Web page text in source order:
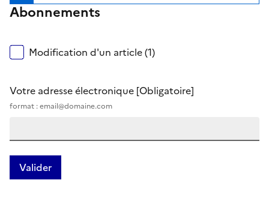
Abonnements
Modification d'un article (1)
Votre adresse électronique [Obligatoire]
format : email@domaine.com